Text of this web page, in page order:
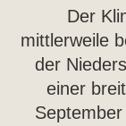
Der
mittlerweile
der
einer